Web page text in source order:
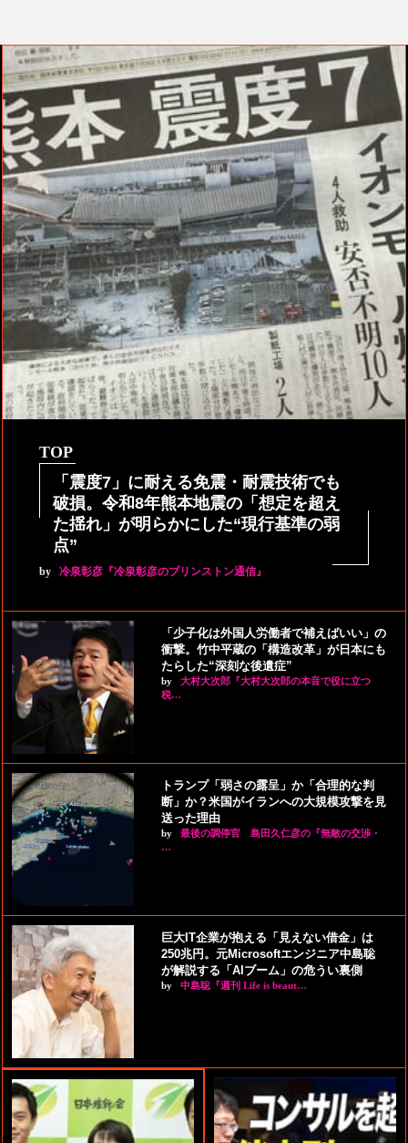
TOP
「震度7」に耐える免震・耐震技術でも
破損。令和8年熊本地震の「想定を超え
た揺れ」が明らかにした“現行基準の弱
点”
by 冷泉彰彦『冷泉彰彦のプリンストン通信』
「少子化は外国人労働者で補えばいい」の
衝撃。竹中平蔵の「構造改革」が日本にも
たらした“深刻な後遺症”
by
大村大次郎『大村大次郎の本音で役に立つ
税…
トランプ「弱さの露呈」か「合理的な判
断」か？米国がイランへの大規模攻撃を見
送った理由
by
最後の調停官 島田久仁彦の『無敵の交渉・
…
巨大IT企業が抱える「見えない借金」は
250兆円。元Microsoftエンジニア中島聡
が解説する「AIブーム」の危うい裏側
by 中島聡『週刊 Life is beaut…